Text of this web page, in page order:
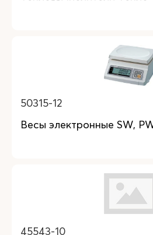
50315-12
Весы электронные SW,
45543-10